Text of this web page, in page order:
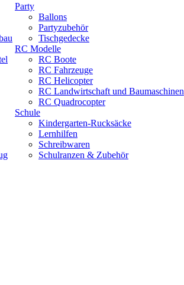
Party
Ballons
Partyzubehör
Tischgedecke
RC Modelle
RC Boote
RC Fahrzeuge
RC Helicopter
RC Landwirtschaft und Baumaschinen
RC Quadrocopter
Schule
Kindergarten-Rucksäcke
Lernhilfen
Schreibwaren
Schulranzen & Zubehör